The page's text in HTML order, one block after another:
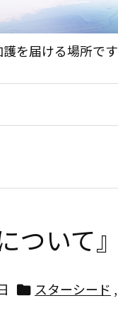
を届ける場所です
ついて』
 スターシード ,